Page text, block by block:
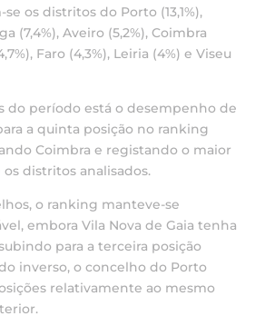
os distritos do Porto (13,1%),
(7,4%), Aveiro (5,2%), Coimbra
Faro (4,3%), Leiria (4%) e Viseu
do período está o desempenho de
a quinta posição no ranking
Coimbra e registando o maior
distritos analisados.
o ranking manteve-se
embora Vila Nova de Gaia tenha
para a terceira posição
inverso, o concelho do Porto
relativamente ao mesmo